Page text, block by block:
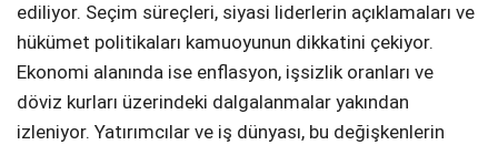
ediliyor. Seçim süreçleri, siyasi liderlerin açıklamaları ve
hükümet politikaları kamuoyunun dikkatini çekiyor.
Ekonomi alanında ise enflasyon, işsizlik oranları ve
döviz kurları üzerindeki dalgalanmalar yakından
izleniyor. Yatırımcılar ve iş dünyası, bu değişkenlerin